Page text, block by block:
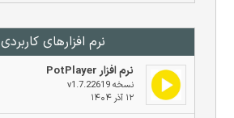
نرم افزار‌های کاربردی
نرم افزار PotPlayer
نسخه v1.7.22619
۱۲ آذر ۱۴۰۴